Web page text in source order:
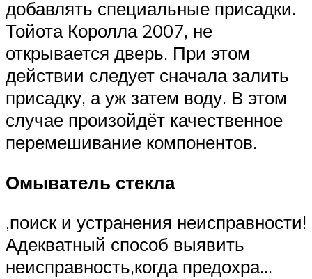
добавлять специальные присадки.
Тойота Королла 2007, не
открывается дверь. При этом
действии следует сначала залить
присадку, а уж затем воду. В этом
случае произойдёт качественное
перемешивание компонентов.
Омыватель стекла
,поиск и устранения неисправности!
Адекватный способ выявить
неисправность,когда предохра…